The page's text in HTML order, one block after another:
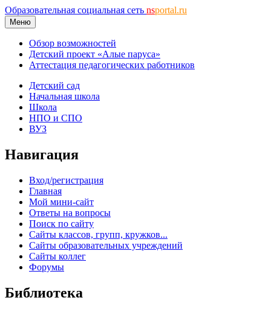
Образовательная социальная сеть nsportal.ru
Меню
Обзор возможностей
Детский проект «Алые паруса»
Аттестация педагогических работников
Детский сад
Начальная школа
Школа
НПО и СПО
ВУЗ
Навигация
Вход/регистрация
Главная
Мой мини-сайт
Ответы на вопросы
Поиск по сайту
Сайты классов, групп, кружков...
Сайты образовательных учреждений
Сайты коллег
Форумы
Библиотека